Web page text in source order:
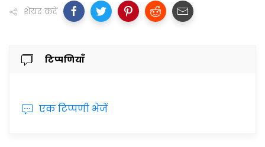
शेयर करें
टिप्पणियाँ
एक टिप्पणी भेजें